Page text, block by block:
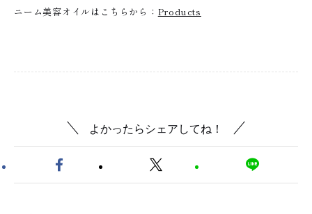
ニーム美容オイルはこちらから： Products
よかったらシェアしてね！